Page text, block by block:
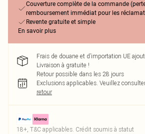
Couverture complète de la commande
remboursement immédiat pour les
Revente gratuite et simple
En savoir plus
Frais de douane et d’importation UE
Livraison à gratuite !
Retour possible dans les 28 jours
Exclusions applicables. Veuillez
retour
18+, T&C applicables. Crédit soumis à statut